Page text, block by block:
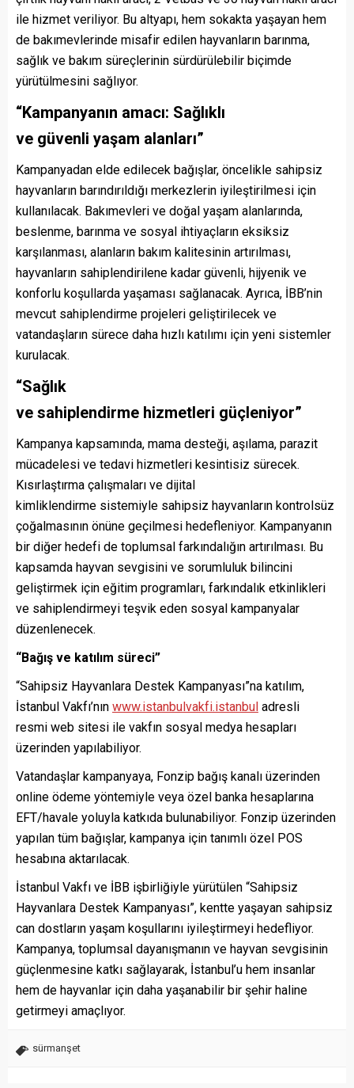
ile hizmet veriliyor. Bu altyapı, hem sokakta yaşayan hem
de bakımevlerinde misafir edilen hayvanların barınma,
sağlık ve bakım süreçlerinin sürdürülebilir biçimde
yürütülmesini sağlıyor.
“Kampanyanın amacı: Sağlıklı
ve güvenli yaşam alanları”
Kampanyadan elde edilecek bağışlar, öncelikle sahipsiz
hayvanların barındırıldığı merkezlerin iyileştirilmesi için
kullanılacak. Bakımevleri ve doğal yaşam alanlarında,
beslenme, barınma ve sosyal ihtiyaçların eksiksiz
karşılanması, alanların bakım kalitesinin artırılması,
hayvanların sahiplendirilene kadar güvenli, hijyenik ve
konforlu koşullarda yaşaması sağlanacak. Ayrıca, İBB’nin
mevcut sahiplendirme projeleri geliştirilecek ve
vatandaşların sürece daha hızlı katılımı için yeni sistemler
kurulacak.
“Sağlık
ve sahiplendirme hizmetleri güçleniyor”
Kampanya kapsamında, mama desteği, aşılama, parazit
mücadelesi ve tedavi hizmetleri kesintisiz sürecek.
Kısırlaştırma çalışmaları ve dijital
kimliklendirme sistemiyle sahipsiz hayvanların kontrolsüz
çoğalmasının önüne geçilmesi hedefleniyor. Kampanyanın
bir diğer hedefi de toplumsal farkındalığın artırılması. Bu
kapsamda hayvan sevgisini ve sorumluluk bilincini
geliştirmek için eğitim programları, farkındalık etkinlikleri
ve sahiplendirmeyi teşvik eden sosyal kampanyalar
düzenlenecek.
“Bağış ve katılım süreci”
“Sahipsiz Hayvanlara Destek Kampanyası”na katılım,
İstanbul Vakfı’nın www.istanbulvakfi.istanbul adresli
resmi web sitesi ile vakfın sosyal medya hesapları
üzerinden yapılabiliyor.
Vatandaşlar kampanyaya, Fonzip bağış kanalı üzerinden
online ödeme yöntemiyle veya özel banka hesaplarına
EFT/havale yoluyla katkıda bulunabiliyor. Fonzip üzerinden
yapılan tüm bağışlar, kampanya için tanımlı özel POS
hesabına aktarılacak.
İstanbul Vakfı ve İBB işbirliğiyle yürütülen “Sahipsiz
Hayvanlara Destek Kampanyası”, kentte yaşayan sahipsiz
can dostların yaşam koşullarını iyileştirmeyi hedefliyor.
Kampanya, toplumsal dayanışmanın ve hayvan sevgisinin
güçlenmesine katkı sağlayarak, İstanbul’u hem insanlar
hem de hayvanlar için daha yaşanabilir bir şehir haline
getirmeyi amaçlıyor.
sürmanşet